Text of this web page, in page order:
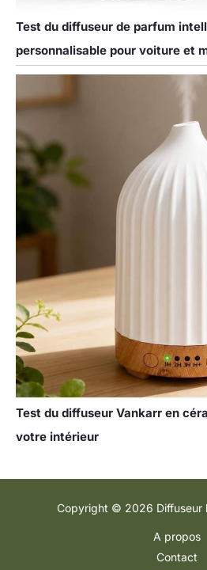
Test du diffuseur de parfum
personnalisable pour voiture et
Test du diffuseur Vankarr en
votre intérieur
Copyright © 2026 Diffuseur
A propos
Contact